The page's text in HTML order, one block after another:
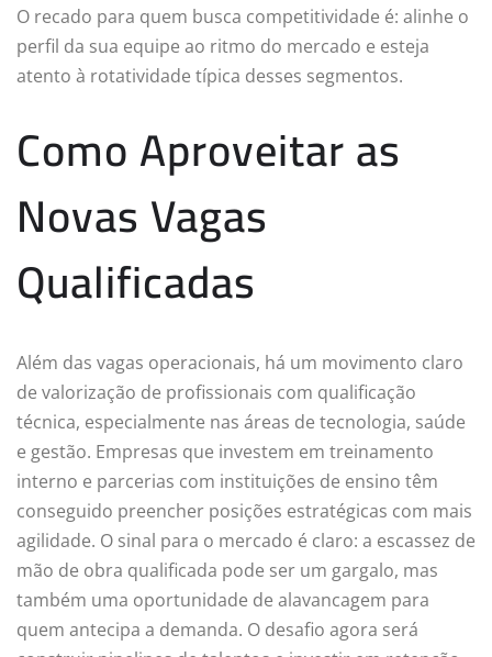
O recado para quem busca competitividade é: alinhe o
perfil da sua equipe ao ritmo do mercado e esteja
atento à rotatividade típica desses segmentos.
Como Aproveitar as
Novas Vagas
Qualificadas
Além das vagas operacionais, há um movimento claro
de valorização de profissionais com qualificação
técnica, especialmente nas áreas de tecnologia, saúde
e gestão. Empresas que investem em treinamento
interno e parcerias com instituições de ensino têm
conseguido preencher posições estratégicas com mais
agilidade. O sinal para o mercado é claro: a escassez de
mão de obra qualificada pode ser um gargalo, mas
também uma oportunidade de alavancagem para
quem antecipa a demanda. O desafio agora será